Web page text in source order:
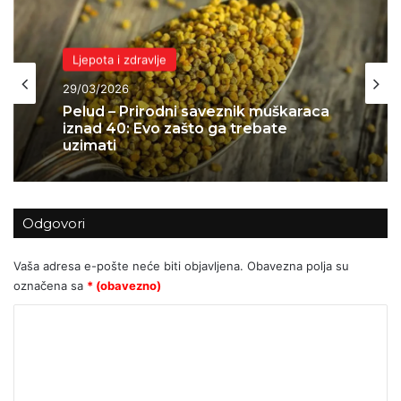
Ljepota i zdravlje
29/03/2026
iznad 40: Evo zašto ga trebate
uzimati
Ljepota i zdravlje
21/03/2026
ŠTO SE STVARNO DOGODILO
NAKON 2021.?
Odgovori
Vaša adresa e-pošte neće biti objavljena. Obavezna polja su
označena sa * (obavezno)